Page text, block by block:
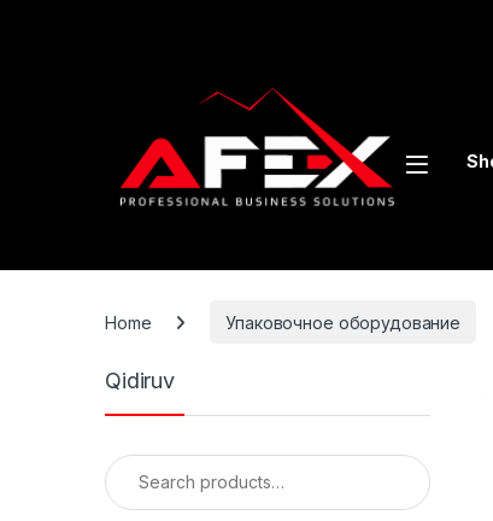
Home Упаковочное оборудование
Qidiruv
Search for: